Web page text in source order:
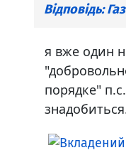
Відповідь:
я вже один
порядке"